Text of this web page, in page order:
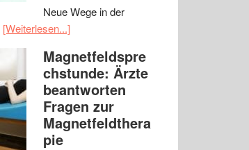
Neue Wege in der
[Weiterlesen...]
Magnetfeldspre
chstunde: Ärzte
beantworten
Fragen zur
Magnetfeldthera
pie